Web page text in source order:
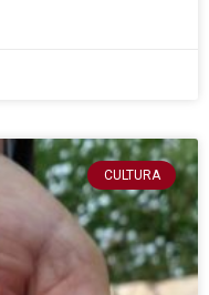
CULTURA